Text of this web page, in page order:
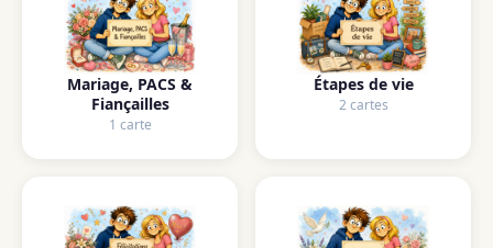
Mariage, PACS &
Fiançailles
1 carte
Étapes de vie
2 cartes